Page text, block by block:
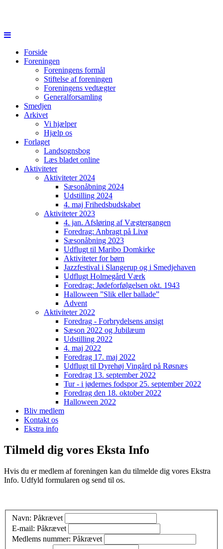
Forside
Foreningen
Foreningens formål
Stiftelse af foreningen
Foreningens vedtægter
Generalforsamling
Smedjen
Arkivet
Vi hjælper
Hjælp os
Forlaget
Landsognsbog
Læs bladet online
Aktiviteter
Aktiviteter 2024
Sæsonåbning 2024
Udstilling 2024
4. maj Frihedsbudskabet
Aktiviteter 2023
4. jan. Afsløring af Vægtergangen
Foredrag: Anbragt på Livø
Sæsonåbning 2023
Udflugt til Maribo Domkirke
Aktiviteter for børn
Jazzfestival i Slangerup og i Smedjehaven
Udflugt Holmegård Værk
Foredrag: Jødeforfølgelsen okt. 1943
Halloween ”Slik eller ballade”
Advent
Aktiviteter 2022
Foredrag - Forbrydelsens ansigt
Sæson 2022 og Jubilæum
Udstilling 2022
4. maj 2022
Foredrag 17. maj 2022
Udflugt til Dyrehøj Vingård på Røsnæs
Foredrag 13. september 2022
Tur - i jødernes fodspor 25. september 2022
Foredrag den 18. oktober 2022
Halloween 2022
Bliv medlem
Kontakt os
Ekstra info
Tilmeld dig vores Eksta Info
Hvis du er medlem af foreningen kan du tilmelde dig vores Ekstra
Info. Udfyld formularen og send til os.
Navn: Påkrævet
E-mail: Påkrævet
Medlems nummer: Påkrævet